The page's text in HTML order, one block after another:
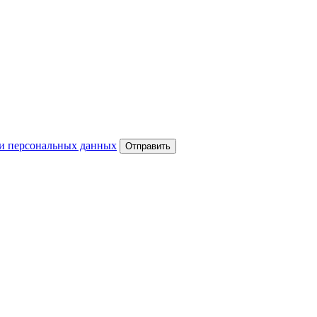
персональных данных